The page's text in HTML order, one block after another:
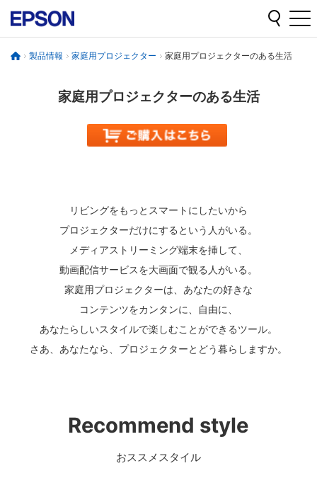
製品情報 家庭用プロジェクター 家庭用プロジェクターのある生活
家庭用プロジェクターのある生活
リビングをもっとスマートにしたいから
プロジェクターだけにするという人がいる。
メディアストリーミング端末を挿して、
動画配信サービスを大画面で観る人がいる。
家庭用プロジェクターは、あなたの好きな
コンテンツをカンタンに、自由に、
あなたらしいスタイルで楽しむことができるツール。
さあ、あなたなら、プロジェクターとどう暮らしますか。
Recommend style
おススメスタイル